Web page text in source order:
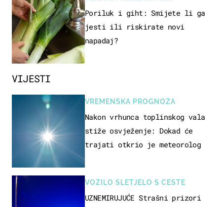
VIJESTI
VREMENSKA PROGNOZA
Nakon vrhunca toplinskog vala
stiže osvježenje: Dokad će
trajati otkrio je meteorolog
VOZILO SLETJELO S CESTE
UZNEMIRUJUĆE Strašni prizori
Poriluk i giht: Smijete li ga
jesti ili riskirate novi
napadaj?